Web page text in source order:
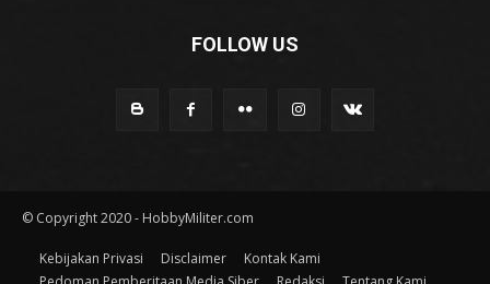
FOLLOW US
© Copyright 2020 - HobbyMiliter.com
Kebijakan Privasi Disclaimer
Kontak Kami